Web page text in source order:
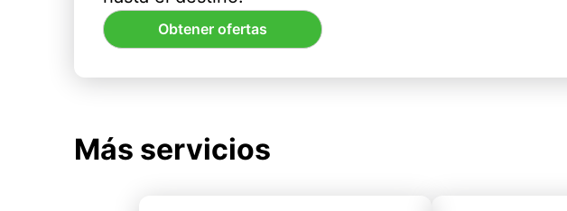
Obtener ofertas
Más servicios